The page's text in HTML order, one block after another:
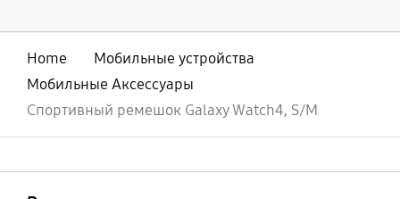
Home
Мобильные устройства
Мобильные Аксессуары
Спортивный ремешок Galaxy Watch4, S/M